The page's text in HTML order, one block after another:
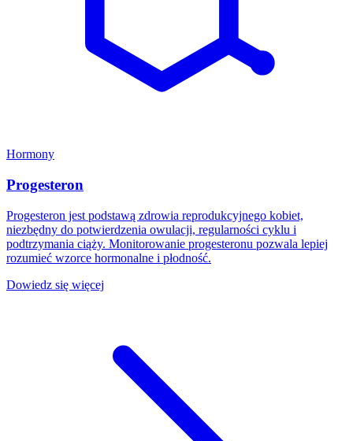
Hormony
Progesteron
Progesteron jest podstawą zdrowia reprodukcyjnego kobiet,
niezbędny do potwierdzenia owulacji, regularności cyklu i
podtrzymania ciąży. Monitorowanie progesteronu pozwala lepiej
rozumieć wzorce hormonalne i płodność.
Dowiedz się więcej